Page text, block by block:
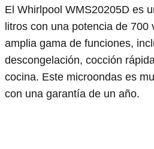
El Whirlpool WMS20205D es
litros con una potencia de 700
amplia gama de funciones,
descongelación, cocción
cocina. Este microondas es
con una garantía de un año.